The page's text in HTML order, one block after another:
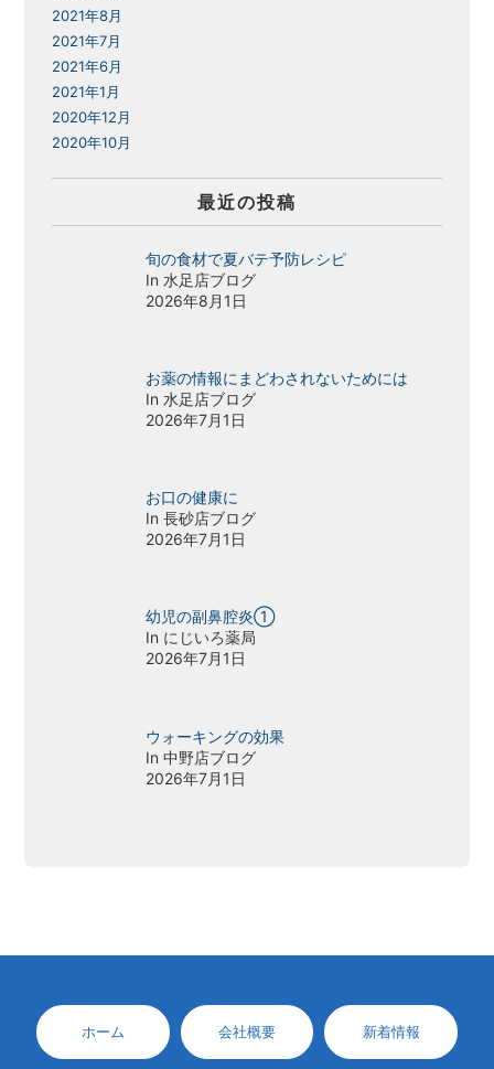
2021年8月
2021年7月
2021年6月
2021年1月
2020年12月
2020年10月
最近の投稿
旬の食材で夏バテ予防レシピ
In 水足店ブログ
2026年8月1日
お薬の情報にまどわされないためには
In 水足店ブログ
2026年7月1日
お口の健康に
In 長砂店ブログ
2026年7月1日
幼児の副鼻腔炎①
In にじいろ薬局
2026年7月1日
ウォーキングの効果
In 中野店ブログ
2026年7月1日
ホーム 会社概要 新着情報